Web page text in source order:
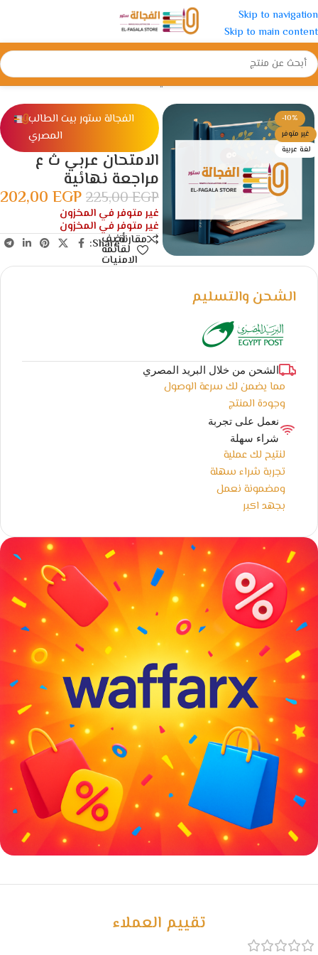
Skip to navigation
Skip to main content
الرئيسية/الثانوية/الصف الثالث الثانوي
-10%
غير متوفر
لغة عربية
الفجالة ستور بيت الطالب
المصري
الامتحان عربي ث ع
مراجعة نهائية
225,00EGP
202,00 EGP
غير متوفر في المخزون
غير متوفر في المخزون
مقارنةأضف
لقائمة
الامنيات
Share:
الشحن والتسليم
الشحن من خلال البريد المصري
مما يضمن لك سرعة الوصول
وجودة المنتج
نعمل على تجربة
شراء سهلة
لنتيح لك عملية
تجربة شراء سهلة
ومضمونة نعمل
بجهد اكبر
خصومات كبيرة
تقييم العملاء